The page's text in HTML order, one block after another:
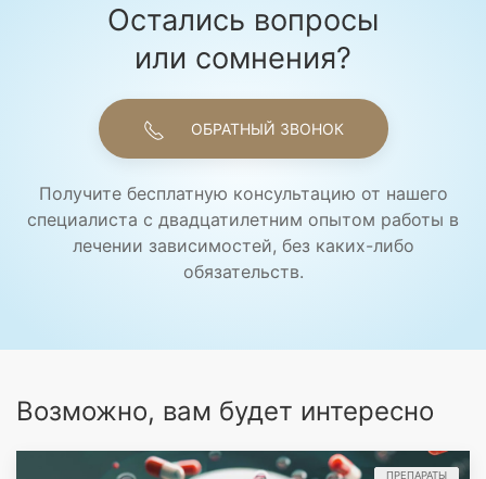
Остались вопросы
или сомнения?
ОБРАТНЫЙ ЗВОНОК
Получите бесплатную консультацию от нашего
специалиста с двадцатилетним опытом работы в
лечении зависимостей, без каких-либо
обязательств.
Возможно, вам будет интересно
ПРЕПАРАТЫ